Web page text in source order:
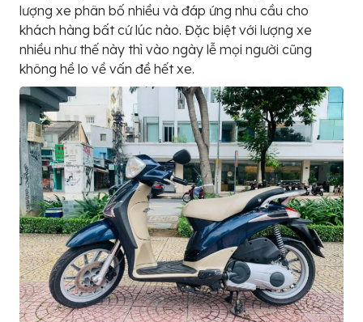
lượng xe phân bố nhiều và đáp ứng nhu cầu cho
khách hàng bất cứ lúc nào. Đặc biệt với lượng xe
nhiều như thế này thì vào ngày lễ mọi người cũng
không hề lo về vấn đề hết xe.